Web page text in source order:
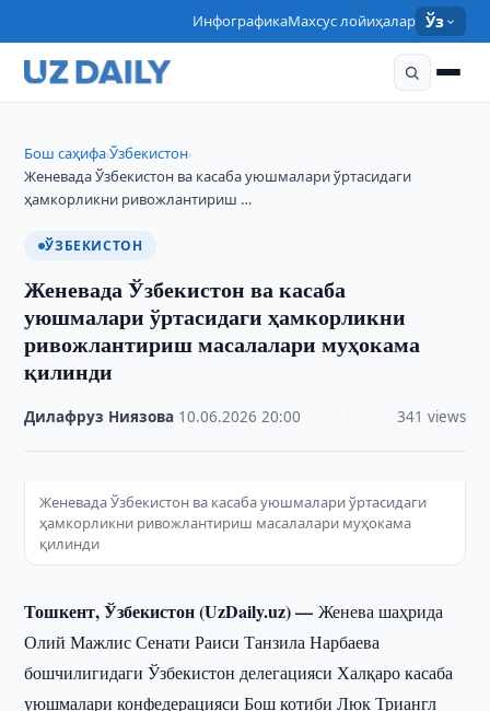
ИнфографикаМахсус лойиҳалар Ўз
Бош саҳифа›Ўзбекистон›
Женевада Ўзбекистон ва касаба уюшмалари ўртасидаги
ҳамкорликни ривожлантириш …
ЎЗБЕКИСТОН
Женевада Ўзбекистон ва касаба
уюшмалари ўртасидаги ҳамкорликни
ривожлантириш масалалари муҳокама
қилинди
Дилафруз Ниязова 10.06.2026 ·20:00 341 views
Женевада Ўзбекистон ва касаба уюшмалари ўртасидаги
ҳамкорликни ривожлантириш масалалари муҳокама
қилинди
Тошкент, Ўзбекистон (UzDaily.uz) —Женева шаҳрида
Олий Мажлис Сенати Раиси Танзила Нарбаева
бошчилигидаги Ўзбекистон делегацияси Халқаро касаба
уюшмалари конфедерацияси Бош котиби Люк Триангл